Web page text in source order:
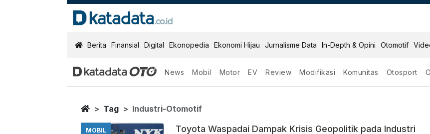
KatadataOTO
Berita Finansial Digital Ekonopedia Ekonomi Hijau Jurnalisme Data In-Depth & Opini Otomotif
News Mobil Motor EV Review Modifikasi Komunitas Otosport
Industri Otomotif
Berita Terbaru
Home
Tag Industri-Otomotif
MOBIL
Toyota Waspadai Dampak Krisis Geopolitik pada Industri